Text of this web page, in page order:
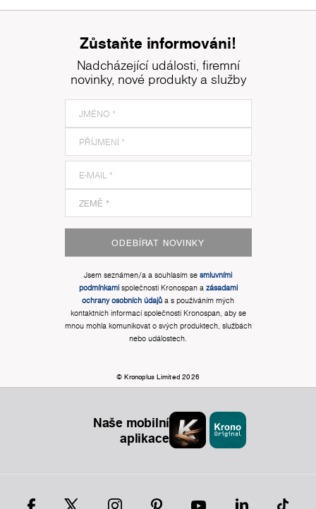
Zůstaňte informováni!
Nadcházející události, firemní
novinky, nové produkty a služby
ODEBÍRAT NOVINKY
Jsem seznámen/a a souhlasím se smluvními
podmínkamispolečnosti Kronospan a zásadami
ochrany osobních údajů a s používáním mých
kontaktních informací společnosti Kronospan, aby se
mnou mohla komunikovat o svých produktech, službách
nebo událostech.
© Kronoplus Limited 2026
Naše mobilní
aplikace